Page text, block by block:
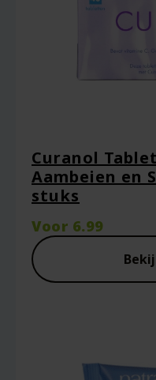
Naam*
Curanol
Aambeien en
stuks
Voor 6.99